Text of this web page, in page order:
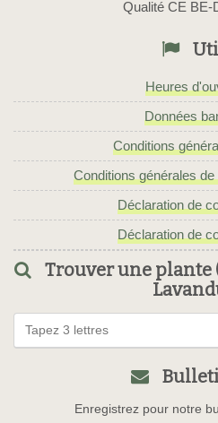
Qualité CE BE-
Heures
Données
Conditions
Conditions générales
Déclaration de
Déclaration de
Trouver une plante
Enregistrez pour notre